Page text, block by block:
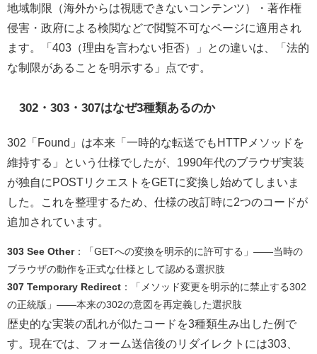
地域制限（海外からは視聴できないコンテンツ）・著作権
侵害・政府による検閲などで閲覧不可なページに適用され
ます。「403（理由を言わない拒否）」との違いは、「法的
な制限があることを明示する」点です。
302・303・307はなぜ3種類あるのか
302「Found」は本来「一時的な転送でもHTTPメソッドを
維持する」という仕様でしたが、1990年代のブラウザ実装
が独自にPOSTリクエストをGETに変換し始めてしまいま
した。これを整理するため、仕様の改訂時に2つのコードが
追加されています。
303 See Other：「GETへの変換を明示的に許可する」——当時の
ブラウザの動作を正式な仕様として認める選択肢
307 Temporary Redirect ：「メソッド変更を明示的に禁止する302
の正統版」——本来の302の意図を再定義した選択肢
歴史的な実装の乱れが似たコードを3種類生み出した例で
す。現在では、フォーム送信後のリダイレクトには303、